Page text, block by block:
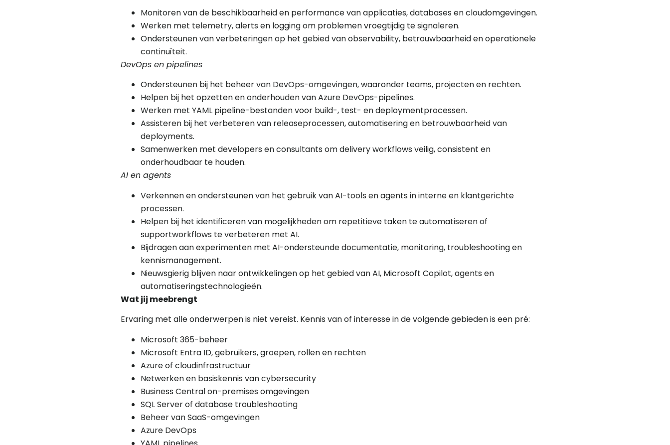
Monitoren van de beschikbaarheid en performance van applicaties, databases en cloudomgevingen.
Werken met telemetry, alerts en logging om problemen vroegtijdig te signaleren.
Ondersteunen van verbeteringen op het gebied van observability, betrouwbaarheid en operationele
continuïteit.
DevOps en pipelines
Ondersteunen bij het beheer van DevOps-omgevingen, waaronder teams, projecten en rechten.
Helpen bij het opzetten en onderhouden van Azure DevOps-pipelines.
Werken met YAML pipeline-bestanden voor build-, test- en deploymentprocessen.
Assisteren bij het verbeteren van releaseprocessen, automatisering en betrouwbaarheid van
deployments.
Samenwerken met developers en consultants om delivery workflows veilig, consistent en
onderhoudbaar te houden.
AI en agents
Verkennen en ondersteunen van het gebruik van AI-tools en agents in interne en klantgerichte
processen.
Helpen bij het identificeren van mogelijkheden om repetitieve taken te automatiseren of
supportworkflows te verbeteren met AI.
Bijdragen aan experimenten met AI-ondersteunde documentatie, monitoring, troubleshooting en
kennismanagement.
Nieuwsgierig blijven naar ontwikkelingen op het gebied van AI, Microsoft Copilot, agents en
automatiseringstechnologieën.
Wat jij meebrengt
Ervaring met alle onderwerpen is niet vereist. Kennis van of interesse in de volgende gebieden is een pré:
Microsoft 365-beheer
Microsoft Entra ID, gebruikers, groepen, rollen en rechten
Azure of cloudinfrastructuur
Netwerken en basiskennis van cybersecurity
Business Central on-premises omgevingen
SQL Server of database troubleshooting
Beheer van SaaS-omgevingen
Azure DevOps